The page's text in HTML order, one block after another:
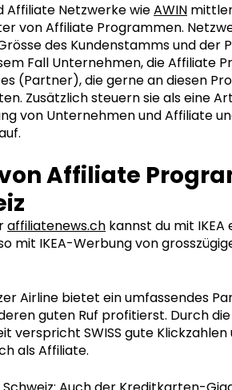
Affiliate Netzwerke wieAWIN
von Affiliate Programmen.
des Kundenstamms und der
Fall Unternehmen, die Affiliate
(Partner), die gerne an diesen
Zusätzlich steuern sie als eine
von Unternehmen und Affiliate
Affiliate
affiliatenews.ch kannst du mit
mit IKEA-Werbung von
Airline bietet ein umfassendes
guten Ruf profitierst. Durch
verspricht SWISS gute
als Affiliate.